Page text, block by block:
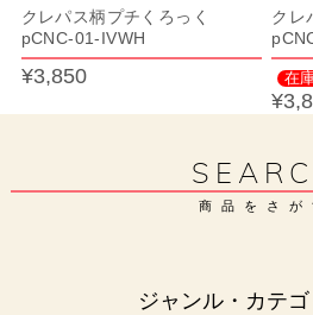
クレパス柄プチくろっく
pCNC-01-IVWH
¥3,850
ク
在
商品をさが
ジャンル・カテ